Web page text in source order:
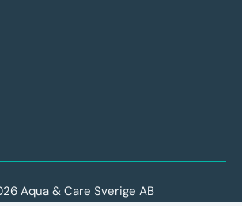
Aqua & Care Sverige AB